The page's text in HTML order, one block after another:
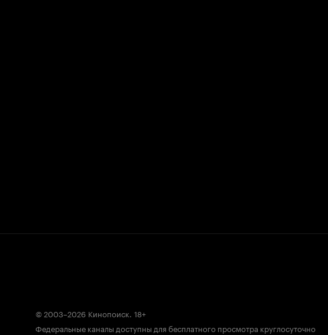
© 2003–2026 Кинопоиск. 18+
Федеральные каналы доступны для бесплатного просмотра круглосуточно